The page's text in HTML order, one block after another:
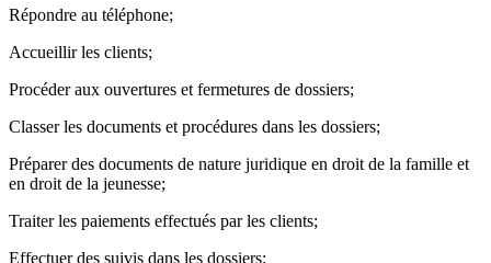
Répondre au téléphone;
Accueillir les clients;
Procéder aux ouvertures et fermetures de dossiers;
Classer les documents et procédures dans les dossiers;
Préparer des documents de nature juridique en droit de la famille et
en droit de la jeunesse;
Traiter les paiements effectués par les clients;
Effectuer des suivis dans les dossiers;